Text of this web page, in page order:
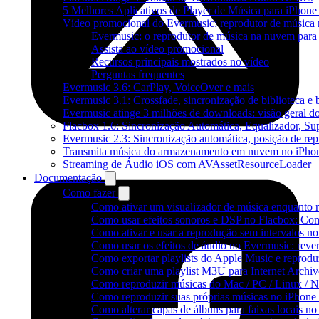
5 Melhores Aplicativos de Player de Música para
Vídeo promocional do Evermusic: reprodutor de música
Evermusic: o reprodutor de música na nuvem
Assista ao vídeo promocional
Recursos principais mostrados no vídeo
Perguntas frequentes
Evermusic 3.6: CarPlay, VoiceOver e mais
Evermusic 3.1: Crossfade, sincronização de biblioteca e
Evermusic atinge 3 milhões de downloads: visão geral
Flacbox 1.6: Sincronização Automática, Equalizador,
Evermusic 2.3: Sincronização automática, posição de
Transmita música do armazenamento em nuvem no
Streaming de Áudio iOS com AVAssetResourceLoader
Documentação
Como fazer
Como ativar um visualizador de música enquanto
Como usar efeitos sonoros e DSP no Flacbox:
Como ativar e usar a reprodução sem intervalos
Como usar os efeitos de áudio no Evermusic:
Como exportar playlists do Apple Music e
Como criar uma playlist M3U para Internet
Como reproduzir músicas do Mac / PC / Linux /
Como reproduzir suas próprias músicas no
Como alterar capas de álbuns para faixas locais